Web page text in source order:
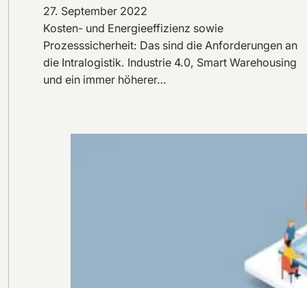
27. September 2022
Kosten- und Energieeffizienz sowie
Prozesssicherheit: Das sind die Anforderungen an
die Intralogistik. Industrie 4.0, Smart Warehousing
und ein immer höherer…